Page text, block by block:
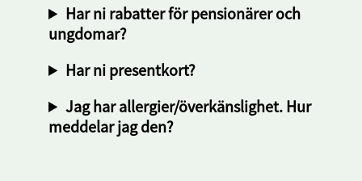
Har ni rabatter för pensionärer och
ungdomar?
Har ni presentkort?
Jag har allergier/överkänslighet. Hur
meddelar jag den?